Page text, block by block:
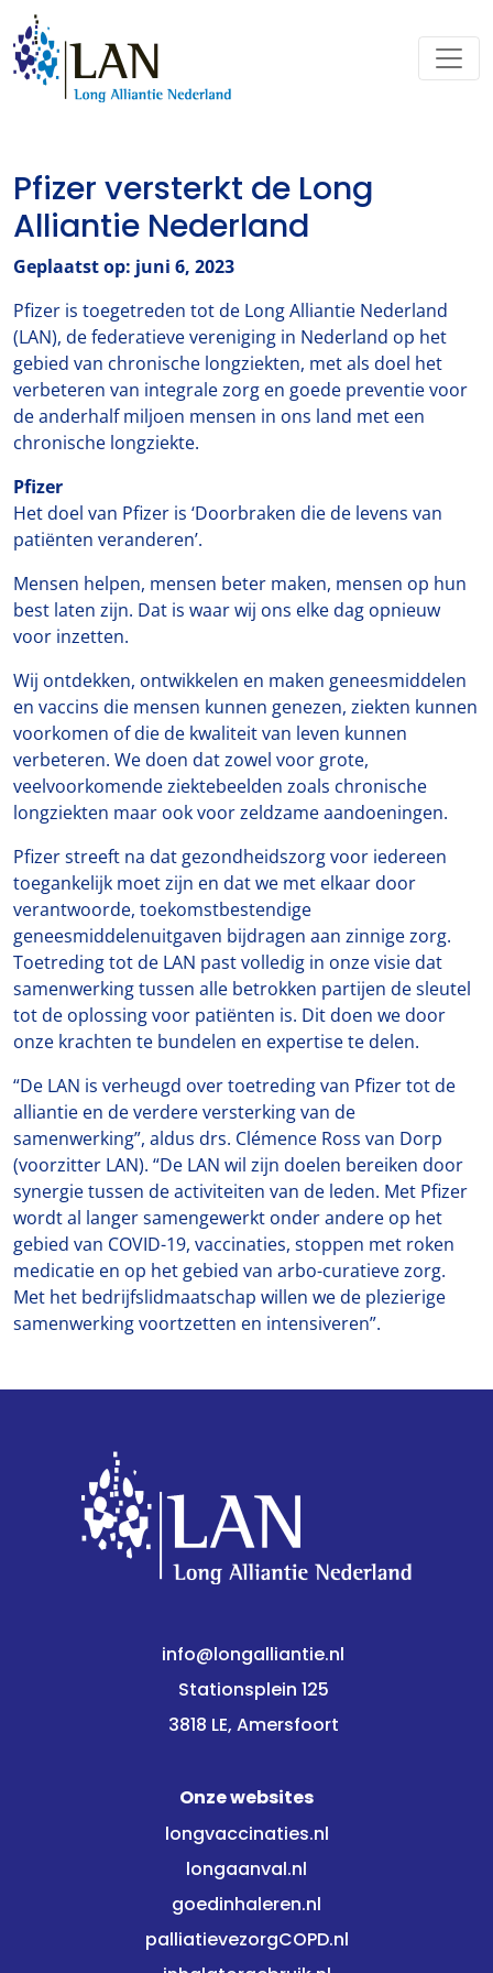
Pfizer versterkt de Long
Alliantie Nederland
Geplaatst op: juni 6, 2023
Pfizer is toegetreden tot de Long Alliantie Nederland
(LAN), de federatieve vereniging in Nederland op het
gebied van chronische longziekten, met als doel het
verbeteren van integrale zorg en goede preventie voor
de anderhalf miljoen mensen in ons land met een
chronische longziekte.
Pfizer
Het doel van Pfizer is ‘Doorbraken die de levens van
patiënten veranderen’.
Mensen helpen, mensen beter maken, mensen op hun
best laten zijn. Dat is waar wij ons elke dag opnieuw
voor inzetten.
Wij ontdekken, ontwikkelen en maken geneesmiddelen
en vaccins die mensen kunnen genezen, ziekten kunnen
voorkomen of die de kwaliteit van leven kunnen
verbeteren. We doen dat zowel voor grote,
veelvoorkomende ziektebeelden zoals chronische
longziekten maar ook voor zeldzame aandoeningen.
Pfizer streeft na dat gezondheidszorg voor iedereen
toegankelijk moet zijn en dat we met elkaar door
verantwoorde, toekomstbestendige
geneesmiddelenuitgaven bijdragen aan zinnige zorg.
Toetreding tot de LAN past volledig in onze visie dat
samenwerking tussen alle betrokken partijen de sleutel
tot de oplossing voor patiënten is. Dit doen we door
onze krachten te bundelen en expertise te delen.
“De LAN is verheugd over toetreding van Pfizer tot de
alliantie en de verdere versterking van de
samenwerking”, aldus drs. Clémence Ross van Dorp
(voorzitter LAN). “De LAN wil zijn doelen bereiken door
synergie tussen de activiteiten van de leden. Met Pfizer
wordt al langer samengewerkt onder andere op het
gebied van COVID-19, vaccinaties, stoppen met roken
medicatie en op het gebied van arbo-curatieve zorg.
Met het bedrijfslidmaatschap willen we de plezierige
samenwerking voortzetten en intensiveren”.
info@longalliantie.nl
Stationsplein 125
3818 LE, Amersfoort
Onze websites
longvaccinaties.nl
longaanval.nl
goedinhaleren.nl
palliatievezorgCOPD.nl